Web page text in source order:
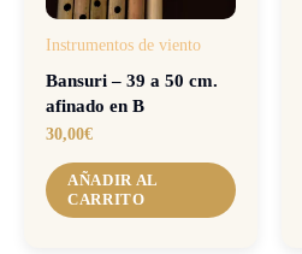
Instrumentos de viento
Bansuri – 39 a 50 cm.
afinado en B
30,00€
AÑADIR AL
CARRITO